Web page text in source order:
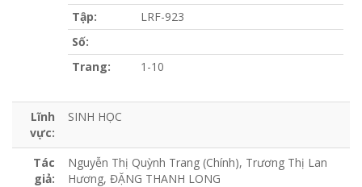
Tập:
LRF-923
Số:
Trang:
1-10
Lĩnh
vực:
SINH HỌC
Tác
giả:
Nguyễn Thị Quỳnh Trang (Chính), Trương Thị Lan
Hương, ĐẶNG THANH LONG